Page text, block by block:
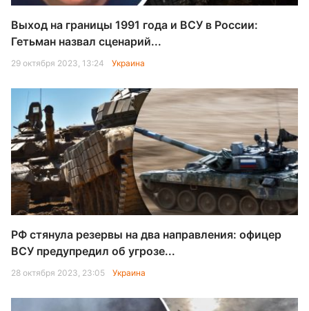
Выход на границы 1991 года и ВСУ в России:
Гетьман назвал сценарий...
29 октября 2023, 13:24 Украина
РФ стянула резервы на два направления: офицер
ВСУ предупредил об угрозе...
28 октября 2023, 23:05 Украина